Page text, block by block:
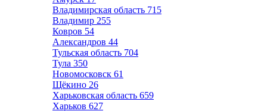
Владимирская область 715
Владимир 255
Ковров 54
Александров 44
Тульская область 704
Тула 350
Новомосковск 61
Щёкино 26
Харьковская область 659
Харьков 627